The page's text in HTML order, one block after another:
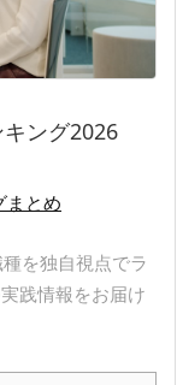
ング2026
まとめ
を独自視点でラ
践情報をお届け